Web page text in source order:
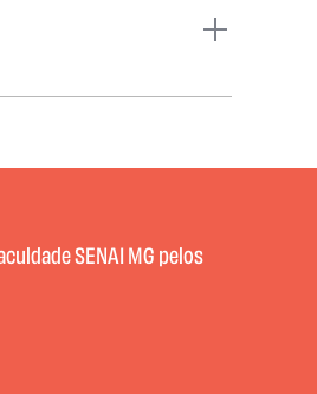
SENAI MG pelos